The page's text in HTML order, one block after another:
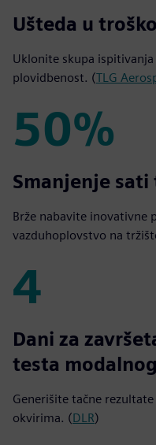
$300K
Ušteda u
Uklonite skupa
plovidbenost. (TLG
50%
50%
Smanjenje
Brže nabavite inovativne
vazduhoplovstvo na
4
4
Dani za
testa
Generišite tačne
okvirima. (DLR)